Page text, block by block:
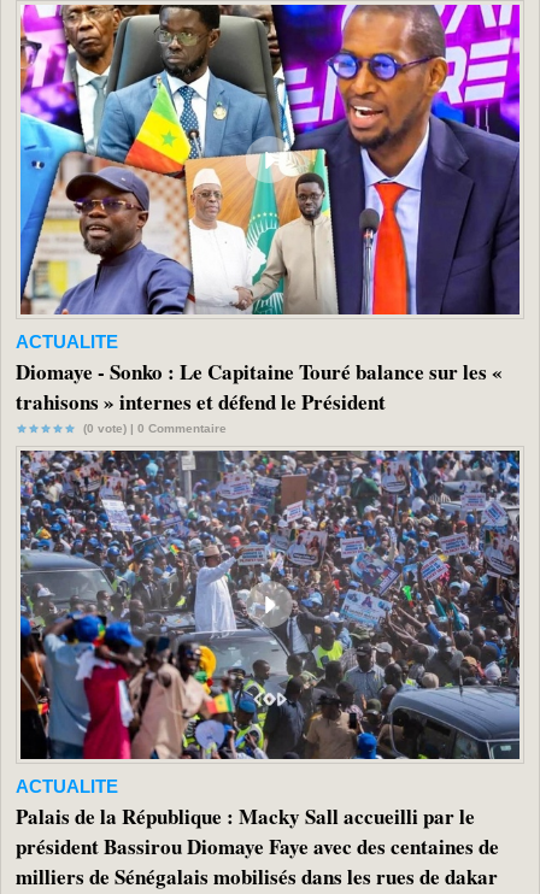
ACTUALITE
Diomaye - Sonko : Le Capitaine Touré balance sur les «
trahisons » internes et défend le Président
(0 vote) | 0 Commentaire
ACTUALITE
Palais de la République : Macky Sall accueilli par le
président Bassirou Diomaye Faye avec des centaines de
milliers de Sénégalais mobilisés dans les rues de dakar